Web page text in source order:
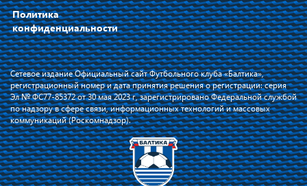
Политика
конфиденциальности
Сетевое издание Официальный сайт Футбольного клуба «Балтика»,
регистрационный номер и дата принятия решения о регистрации: серия
Эл № ФС77-85372 от 30 мая 2023 г, зарегистрировано Федеральной службой
по надзору в сфере связи, информационных технологий и массовых
коммуникаций (Роскомнадзор).